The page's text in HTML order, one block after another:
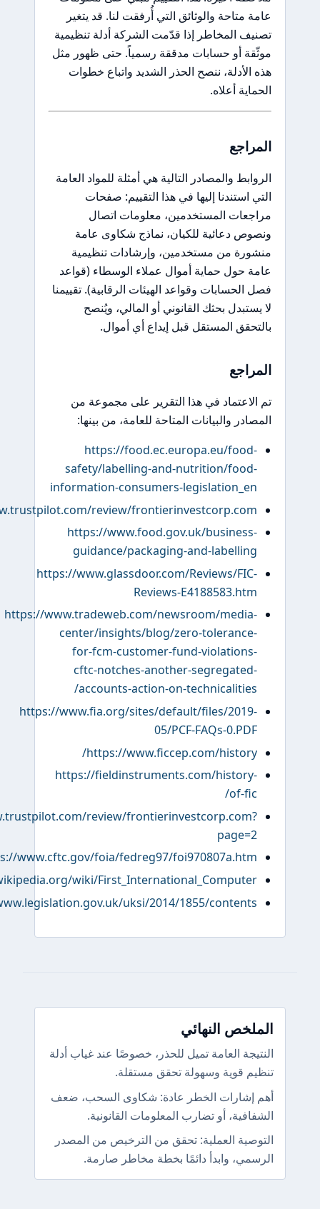
متاحة والوثائق التي أُرفقت لنا. قد يتغير
المخاطر إذا قدّمت الشركة أدلة تنظيمية
أو حسابات مدققة رسمياً. حتى ظهور مثل
ننصح الحذر الشديد واتباع خطوات
والمصادر التالية هي أمثلة للمواد العامة
استندنا إليها في هذا التقييم: صفحات
المستخدمين، معلومات اتصال
دعائية للكيان، نماذج شكاوى عامة
من مستخدمين، وإرشادات تنظيمية
حول حماية أموال عملاء الوسطاء (قواعد
وقواعد الهيئات الرقابية). تقييمنا
بحثك القانوني أو المالي، ويُنصح
المستقل قبل إيداع أي أموال.
في هذا التقرير على مجموعة من
والبيانات المتاحة للعامة، من بينها:
https://food.ec.europa.eu/
safety/labelling-and-nutrition/
information-consumers-
https://www.trustpilot.com/review/
https://www.food.gov.uk/
guidance/packaging-and-
https://www.glassdoor.com/Reviews/
Reviews-
https://www.tradeweb.com/newsroom/
center/insights/blog/zero-
for-fcm-customer-fund-
cftc-notches-another-
accounts-action-on-
https://www.fia.org/sites/default/files/
05/PCF-FAQs-
https://www.ficcep.com/
https://fieldinstruments.com/
https://www.trustpilot.com/review/
https://www.cftc.gov/foia/fedreg97/
https://en.wikipedia.org/wiki/
https://www.legislation.gov.uk/uksi/2014/1855/
النهائي
العامة تميل للحذر، خصوصًا عند غياب أدلة
قوية وسهولة تحقق مستقلة.
إشارات الخطر عادة: شكاوى السحب، ضعف
أو تضارب المعلومات القانونية.
العملية: تحقق من الترخيص من المصدر
وابدأ دائمًا بخطة مخاطر صارمة.